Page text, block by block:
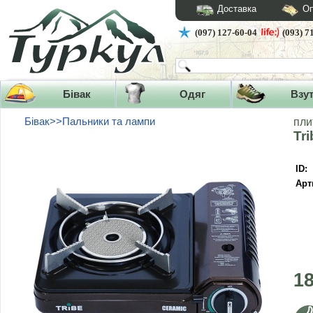
Доставка
(097) 127-60-04 (093)
Бівак Одяг
Бівак>>Пальники та лампи
ID: